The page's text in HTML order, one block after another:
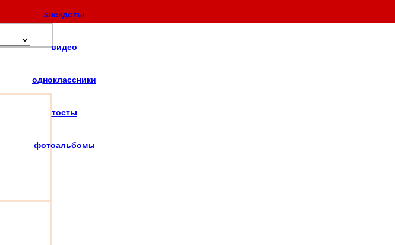
анекдоты
видео
одноклассники
тосты
фотоальбомы